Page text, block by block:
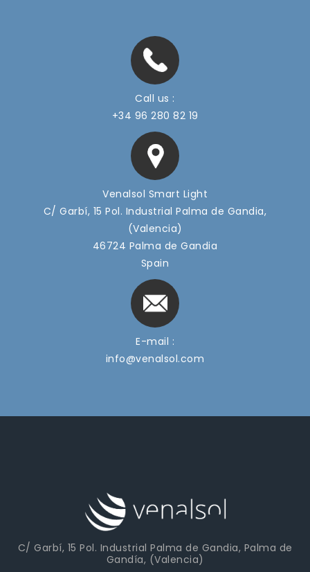
Call us :
+34 96 280 82 19
Venalsol Smart Light
C/ Garbí, 15 Pol. Industrial Palma de Gandia,
(Valencia)
46724 Palma de Gandia
Spain
E-mail :
info@venalsol.com
C/ Garbí, 15 Pol. Industrial Palma de Gandia, Palma de
Gandía, (Valencia)